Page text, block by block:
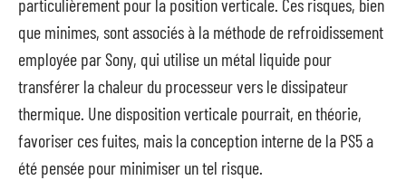
particulièrement pour la position verticale. Ces risques, bien
que minimes, sont associés à la méthode de refroidissement
employée par Sony, qui utilise un métal liquide pour
transférer la chaleur du processeur vers le dissipateur
thermique. Une disposition verticale pourrait, en théorie,
favoriser ces fuites, mais la conception interne de la PS5 a
été pensée pour minimiser un tel risque.